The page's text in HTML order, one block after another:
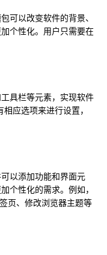
可以改变软件的背景、
个性化。用户只需要在
具栏等元素，实现软件
应选项来进行设置，
以添加功能和界面元
个性化的需求。例如，
页、修改浏览器主题等